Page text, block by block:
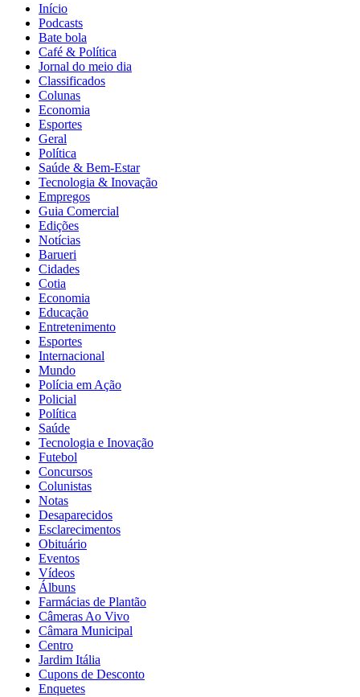
Início
Podcasts
Bate bola
Café & Política
Jornal do meio dia
Classificados
Colunas
Economia
Esportes
Geral
Política
Saúde & Bem-Estar
Tecnologia & Inovação
Empregos
Guia Comercial
Edições
Notícias
Barueri
Cidades
Cotia
Economia
Educação
Entretenimento
Esportes
Internacional
Mundo
Polícia em Ação
Policial
Política
Saúde
Tecnologia e Inovação
Futebol
Concursos
Colunistas
Notas
Desaparecidos
Esclarecimentos
Obituário
Eventos
Vídeos
Álbuns
Farmácias de Plantão
Câmeras Ao Vivo
Câmara Municipal
Centro
Jardim Itália
Cupons de Desconto
Enquetes